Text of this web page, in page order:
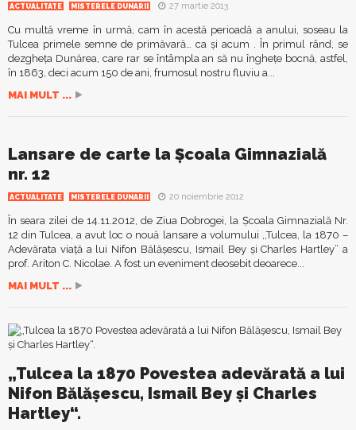
ACTUALITATE MISTERELE DUNARII 27 martie 2013
Cu multă vreme în urmă, cam în acestă perioadă a anului, soseau la
Tulcea primele semne de primăvară… ca și acum . În primul rând, se
dezgheța Dunărea, care rar se întâmpla an să nu înghețe bocnă, astfel,
în 1863, deci acum 150 de ani, frumosul nostru fluviu a...
MAI MULT ...
Lansare de carte la Şcoala Gimnazială
nr. 12
ACTUALITATE MISTERELE DUNARII 20 noiembrie 2012
În seara zilei de 14.11.2012, de Ziua Dobrogei, la Şcoala Gimnazială Nr.
12 din Tulcea, a avut loc o nouă lansare a volumului ,,Tulcea, la 1870 –
Adevărata viaţă a lui Nifon Bălăşescu, Ismail Bey şi Charles Hartley” a
prof. Ariton C. Nicolae. A fost un eveniment deosebit deoarece...
MAI MULT ...
„Tulcea la 1870 Povestea adevărată a lui
Nifon Bălășescu, Ismail Bey și Charles
Hartley“.